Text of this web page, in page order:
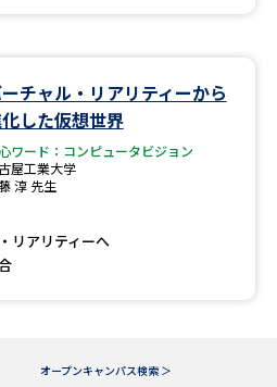
個人情報取扱規定
訂正のご案内
チャル・リアリティーから
した仮想世界
ワード：コンピュータビジョン
屋工業大学
淳 先生
リアリティーへ
オープンキャンパス検索 ＞